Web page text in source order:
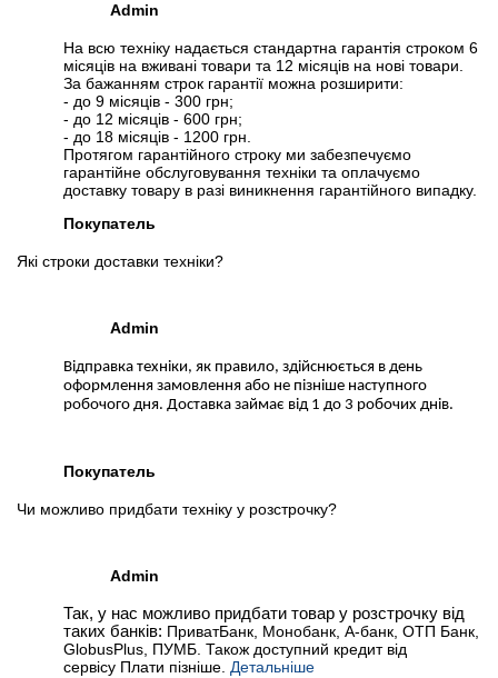
Admin
На всю техніку надається стандартна гарантія строком 6
місяців на вживані товари та 12 місяців на нові товари.
За бажанням строк гарантії можна розширити:
- до 9 місяців - 300 грн;
- до 12 місяців - 600 грн;
- до 18 місяців - 1200 грн.
Протягом гарантійного строку ми забезпечуємо
гарантійне обслуговування техніки та оплачуємо
доставку товару в разі виникнення гарантійного випадку.
Покупатель
Які строки доставки техніки?
Admin
Відправка техніки, як правило, здійснюється в день
оформлення замовлення або не пізніше наступного
робочого дня. Доставка займає від 1 до 3 робочих днів.
Покупатель
Чи можливо придбати техніку у розстрочку?
Admin
Так, у нас можливо придбати товар у розстрочку від
таких банків: ПриватБанк, Монобанк, А-банк, ОТП Банк,
GlobusPlus, ПУМБ. Також доступний кредит від
сервісу Плати пізніше. Детальніше